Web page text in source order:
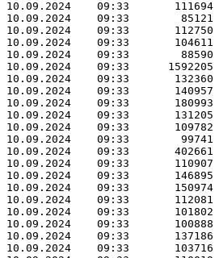
10.09.2024    09:33       111694
10.09.2024    09:33        85121
10.09.2024    09:33       112750
10.09.2024    09:33       104611
10.09.2024    09:33        88590
10.09.2024    09:33      1592205
10.09.2024    09:33       132360
10.09.2024    09:33       140957
10.09.2024    09:33       180993
10.09.2024    09:33       131205
10.09.2024    09:33       109782
10.09.2024    09:33        99741
10.09.2024    09:33       402661
10.09.2024    09:33       110907
10.09.2024    09:33       146895
10.09.2024    09:33       150974
10.09.2024    09:33       112081
10.09.2024    09:33       101802
10.09.2024    09:33       100888
10.09.2024    09:33       137186
10.09.2024    09:33       103716